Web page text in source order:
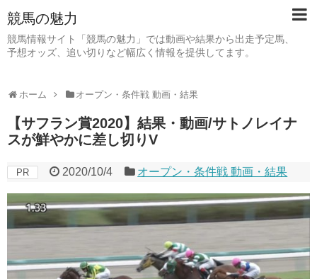
競馬の魅力
競馬情報サイト「競馬の魅力」では動画や結果から出走予定馬、
予想オッズ、追い切りなど幅広く情報を提供してます。
ホーム オープン・条件戦 動画・結果
【サフラン賞2020】結果・動画/サトノレイナ
スが鮮やかに差し切りV
PR 2020/10/4 オープン・条件戦 動画・結果